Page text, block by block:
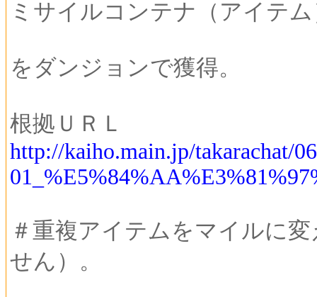
ミサイルコンテナ（アイテ
をダンジョンで獲得。
根拠ＵＲＬ
http://kaiho.main.jp/takarachat/
＃重複アイテムをマイルに
せん）。